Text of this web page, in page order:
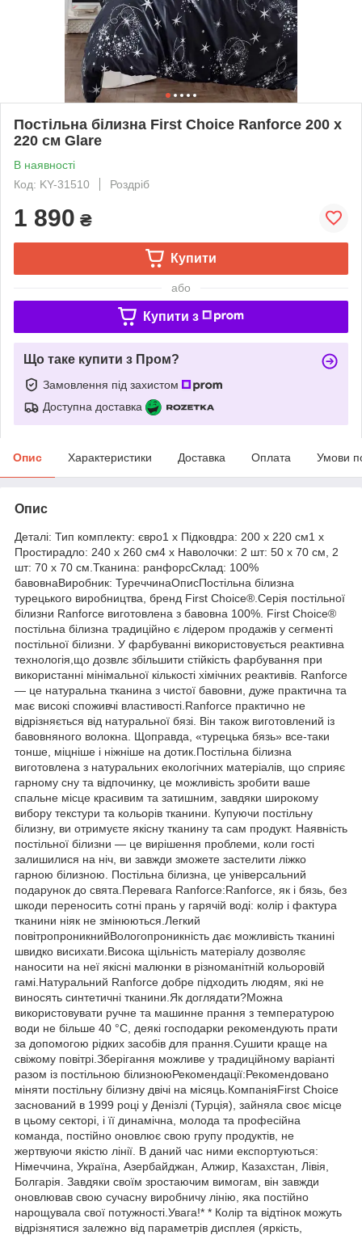
Постільна білизна First Choice Ranforce 200 х
220 см Glare
В наявності
Код: KY-31510
Роздріб
1 890 ₴
Купити
або
Купити з
Що таке купити з Пром?
Замовлення під захистом
Доступна доставка
Опис Характеристики Доставка Оплата Умови
Опис
Деталі: Тип комплекту: євро1 х Підковдра: 200 х 220 см1 х
Простирадло: 240 х 260 см4 х Наволочки: 2 шт: 50 х 70 см, 2
шт: 70 х 70 см.Тканина: ранфорсСклад: 100%
бавовнаВиробник: ТуреччинаОписПостільна білизна
турецького виробництва, бренд First Choice®.Серія постільної
білизни Ranforce виготовлена з бавовна 100%. First Choice®
постільна білизна традиційно є лідером продажів у сегменті
постільної білизни. У фарбуванні використовується реактивна
технологія,що дозвлє збільшити стійкість фарбування при
використанні мінімальної кількості хімічних реактивів. Ranforce
— це натуральна тканина з чистої бавовни, дуже практична та
має високі споживчі властивості.Ranforce практично не
відрізняється від натуральної бязі. Він також виготовлений із
бавовняного волокна. Щоправда, «турецька бязь» все-таки
тонше, міцніше і ніжніше на дотик.Постільна білизна
виготовлена з натуральних екологічних матеріалів, що сприяє
гарному сну та відпочинку, це можливість зробити ваше
спальне місце красивим та затишним, завдяки широкому
вибору текстури та кольорів тканини. Купуючи постільну
білизну, ви отримуєте якісну тканину та сам продукт. Наявність
постільної білизни — це вирішення проблеми, коли гості
залишилися на ніч, ви завжди зможете застелити ліжко
гарною білизною. Постільна білизна, це універсальний
подарунок до свята.Перевага Ranforce:Ranforce, як і бязь, без
шкоди переносить сотні прань у гарячій воді: колір і фактура
тканини ніяк не змінюються.Легкий
повітропроникнийВологопроникність дає можливість тканині
швидко висихати.Висока щільність матеріалу дозволяє
наносити на неї якісні малюнки в різноманітній кольоровій
гамі.Натуральний Ranforce добре підходить людям, які не
виносять синтетичні тканини.Як доглядати?Можна
використовувати ручне та машинне прання з температурою
води не більше 40 °C, деякі господарки рекомендують прати
за допомогою рідких засобів для прання.Сушити краще на
свіжому повітрі.Зберігання можливе у традиційному варіанті
разом із постільною білизноюРекомендації:Рекомендовано
міняти постільну білизну двічі на місяць.КомпаніяFirst Choice
заснований в 1999 році у Денізлі (Турція), зайняла своє місце
в цьому секторі, і її динамічна, молода та професійна
команда, постійно оновлює свою групу продуктів, не
жертвуючи якістю лінії. В даний час ними експортуються:
Німеччина, Україна, Азербайджан, Алжир, Казахстан, Лівія,
Болгарія. Завдяки своїм зростаючим вимогам, він завжди
оновлював свою сучасну виробничу лінію, яка постійно
нарощувала свої потужності.Увага!* * Колір та відтінок можуть
відрізнятися залежно від параметрів дисплея (яркість,